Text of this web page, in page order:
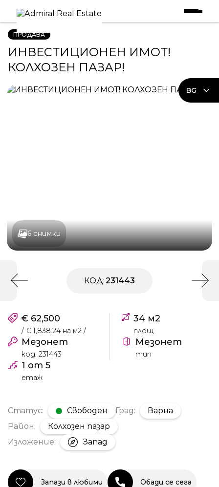
BG
ИНВЕСТИЦИОНЕН ИМОТ! КОЛХОЗЕН ПАЗАР!
ПРОДАВА
ИНВЕСТИЦИОНЕН ИМОТ!
КОЛХОЗЕН ПАЗАР!
6 снимки
КОД:231443
€ 62,500
/ € 1,838.24 на м2 /
34 м2
площ
Мезонет
код: 231443
Мезонет
тип
1 от 5
етаж
Статус: Свободен Град:
Варна
Район:
Колхозен пазар
Изложение:
Запад
Запази в любими Обади се сега